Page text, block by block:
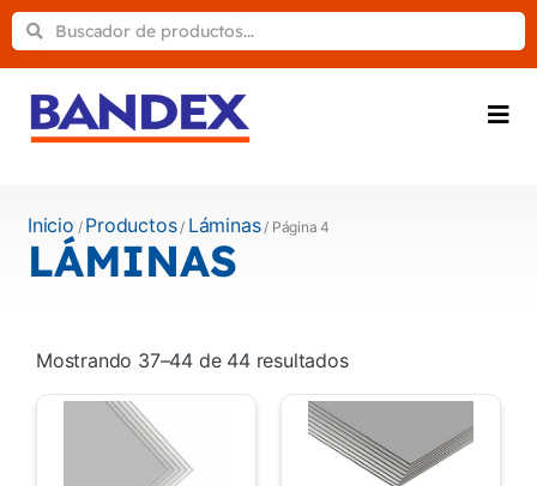
Inicio / Productos/ Láminas/ Página 4
LÁMINAS
Mostrando 37–44 de 44 resultados